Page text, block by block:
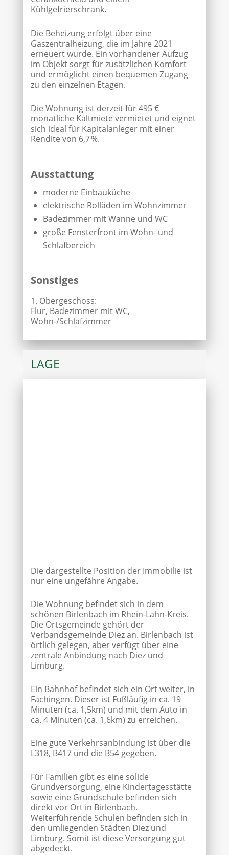
Kühlgefrierschrank.
Die Beheizung erfolgt über eine
Gaszentralheizung, die im Jahre 2021
erneuert wurde. Ein vorhandener Aufzug
im Objekt sorgt für zusätzlichen Komfort
und ermöglicht einen bequemen Zugang
zu den einzelnen Etagen.
Die Wohnung ist derzeit für 495 €
monatliche Kaltmiete vermietet und eignet
sich ideal für Kapitalanleger mit einer
Rendite von 6,7 %.
Ausstattung
moderne Einbauküche
elektrische Rolläden im Wohnzimmer
Badezimmer mit Wanne und WC
große Fensterfront im Wohn- und
Schlafbereich
Sonstiges
1. Obergeschoss:
Flur, Badezimmer mit WC,
Wohn-/Schlafzimmer
LAGE
Die dargestellte Position der Immobilie ist
nur eine ungefähre Angabe.
Die Wohnung befindet sich in dem
schönen Birlenbach im Rhein-Lahn-Kreis.
Die Ortsgemeinde gehört der
Verbandsgemeinde Diez an. Birlenbach ist
örtlich gelegen, aber verfügt über eine
zentrale Anbindung nach Diez und
Limburg.
Ein Bahnhof befindet sich ein Ort weiter, in
Fachingen. Dieser ist Fußläufig in ca. 19
Minuten (ca. 1,5km) und mit dem Auto in
ca. 4 Minuten (ca. 1,6km) zu erreichen.
Eine gute Verkehrsanbindung ist über die
L318, B417 und die B54 gegeben.
Für Familien gibt es eine solide
Grundversorgung, eine Kindertagesstätte
sowie eine Grundschule befinden sich
direkt vor Ort in Birlenbach.
Weiterführende Schulen befinden sich in
den umliegenden Städten Diez und
Limburg. Somit ist diese Versorgung gut
abgedeckt.